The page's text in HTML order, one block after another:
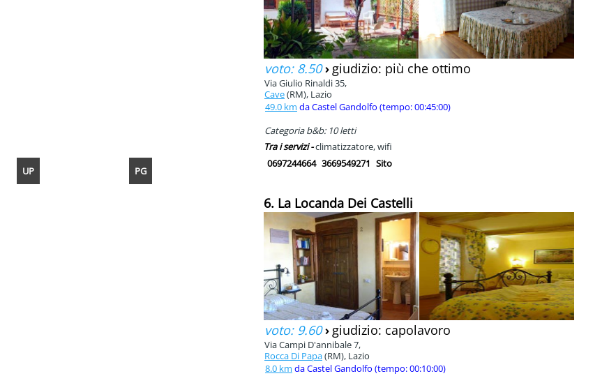
UP PG
voto: 8.50› giudizio: più che ottimo
Via Giulio Rinaldi 35,
Cave(RM), Lazio
49.0 km da Castel Gandolfo (tempo: 00:45:00)
Categoria b&b: 10 letti
Tra i servizi -climatizzatore, wifi
0697244664 3669549271 Sito
6. La Locanda Dei Castelli
voto: 9.60› giudizio: capolavoro
Via Campi D'annibale 7,
Rocca Di Papa(RM), Lazio
8.0 km da Castel Gandolfo (tempo: 00:10:00)